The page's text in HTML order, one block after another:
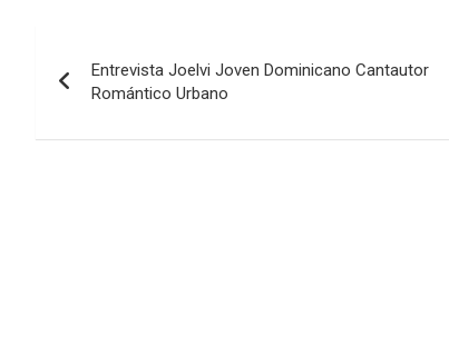
de
entradas
Entrevista Joelvi Joven Dominicano Cantautor
Romántico Urbano